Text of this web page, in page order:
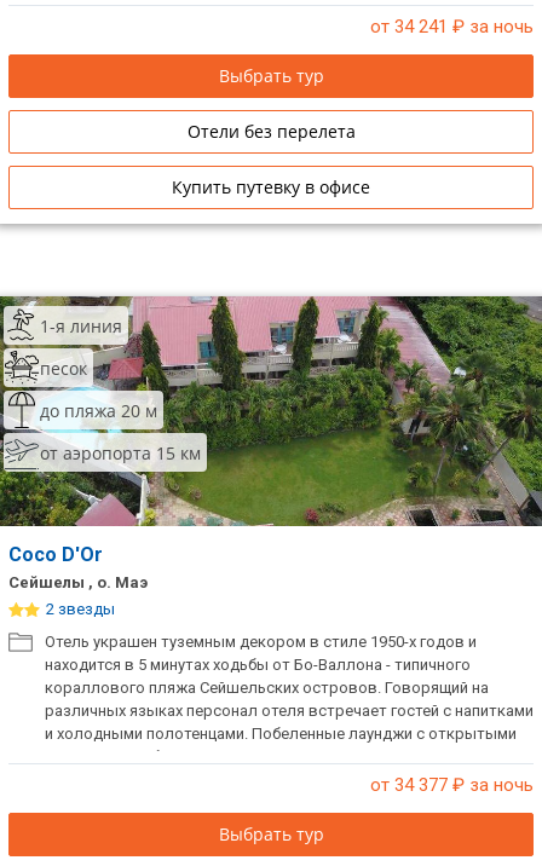
от 34 241 ₽ за ночь
Выбрать тур
Отели без перелета
Купить путевку в офисе
1-я линия
песок
до пляжа 20 м
от аэропорта 15 км
Coco D'Or
Сейшелы , о. Маэ
2 звезды
Отель украшен туземным декором в стиле 1950-х годов и
находится в 5 минутах ходьбы от Бо-Валлона - типичного
кораллового пляжа Сейшельских островов. Говорящий на
различных языках персонал отеля встречает гостей с напитками
и холодными полотенцами. Побеленные лаунджи с открытыми
деревянными балками являются светлыми и просторными и
выходят в тропический сад, где в окружении пальм
от 34 377 ₽ за ночь
Выбрать тур